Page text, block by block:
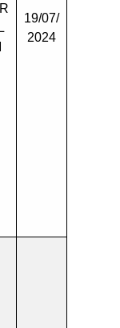
19/07/
2024